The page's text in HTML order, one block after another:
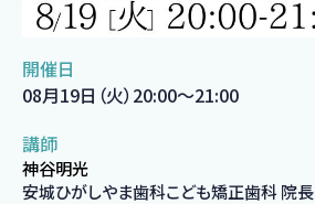
開催日
08月19日（火）20:00〜21:00
講師
神谷明光
安城ひがしやま歯科こども矯正歯科 院長